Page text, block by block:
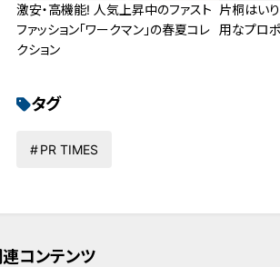
激安・高機能! 人気上昇中のファスト
ファッション「ワークマン」の春夏コレ
クション
片桐はい
用なプロ
タグ
PR TIMES
コンテンツ